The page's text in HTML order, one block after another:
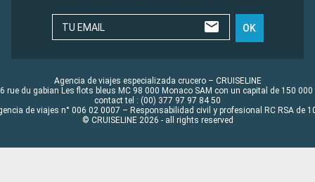
TU EMAIL OK
Agencia de viajes especializada crucero – CRUISELINE
rue du gabian Les flots bleus MC 98 000 Monaco SAM con un capital de 150 000
contact tel : (00) 377 97 97 84 50
de viajes n° 006 02 0007 – Responsabilidad civil y profesional RC RSA de
© CRUISELINE 2026 - all rights reserved